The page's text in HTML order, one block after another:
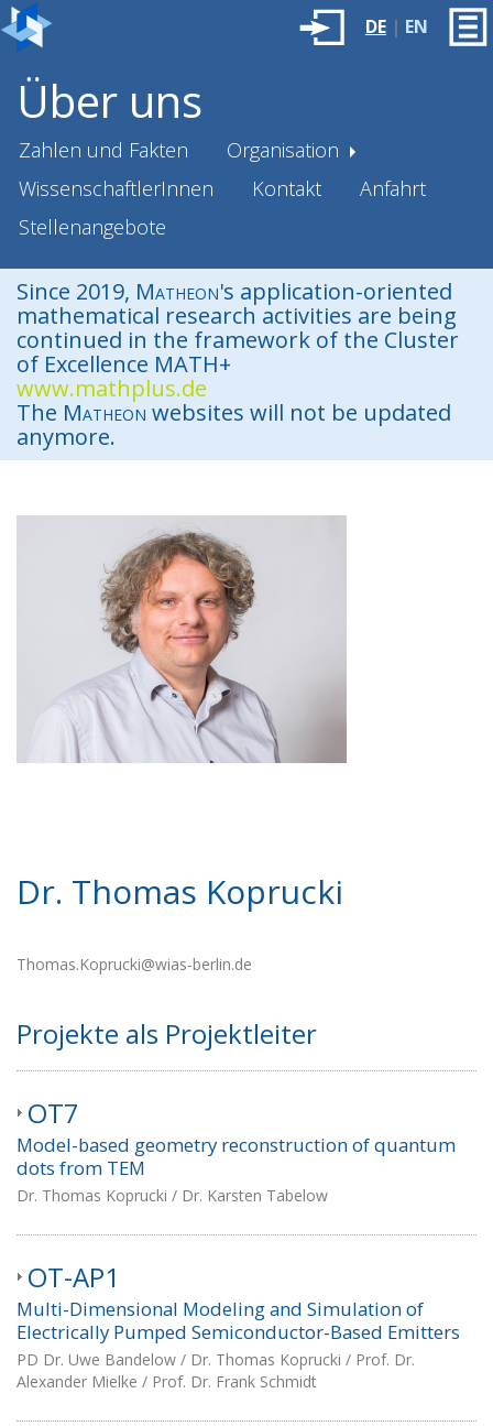
DE| EN
Über uns
Zahlen und Fakten
Organisation
WissenschaftlerInnen
Kontakt
Anfahrt
Stellenangebote
Since 2019, Matheon's application-oriented
mathematical research activities are being
continued in the framework of the Cluster
of Excellence MATH+
www.mathplus.de
The Matheon websites will not be updated
anymore.
Dr. Thomas Koprucki
Thomas.Koprucki@wias-berlin.de
Projekte als Projektleiter
OT7
Model-based geometry reconstruction of quantum
dots from TEM
Dr. Thomas Koprucki / Dr. Karsten Tabelow
OT-AP1
Multi-Dimensional Modeling and Simulation of
Electrically Pumped Semiconductor-Based Emitters
PD Dr. Uwe Bandelow / Dr. Thomas Koprucki / Prof. Dr.
Alexander Mielke / Prof. Dr. Frank Schmidt